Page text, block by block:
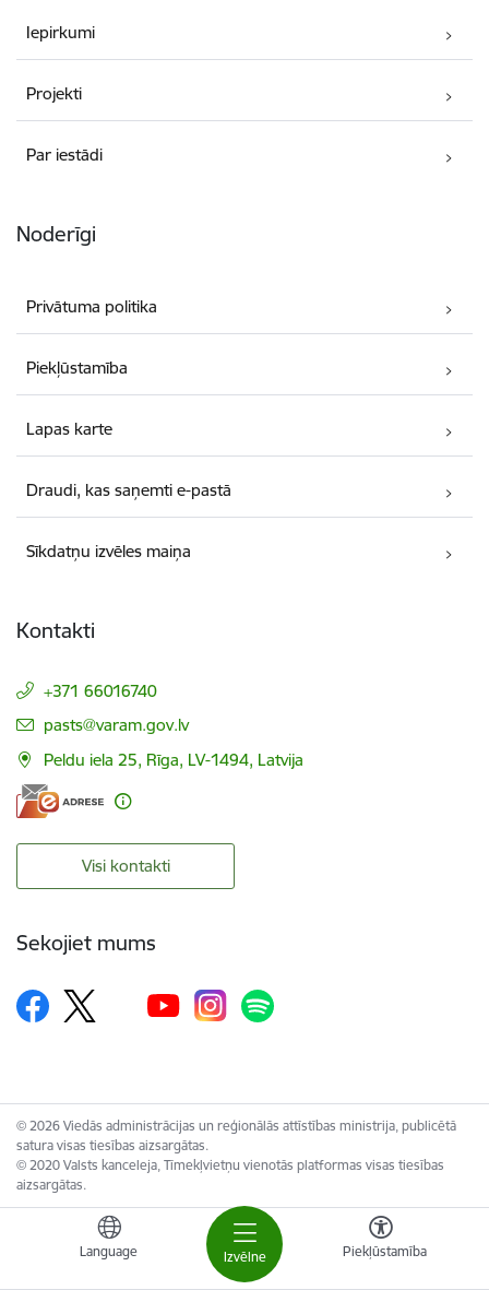
Izvēlne
Language Piekļūstamība
Iepirkumi
Projekti
Par iestādi
Noderīgi
Privātuma politika
Piekļūstamība
Lapas karte
Draudi, kas saņemti e-pastā
Sīkdatņu izvēles maiņa
Kontakti
+371 66016740
E-pasts:
pasts@varam.gov.lv
Peldu iela 25, Rīga, LV-1494, Latvija
Visi kontakti
Sekojiet mums
© 2026 Viedās administrācijas un reģionālās attīstības ministrija, publicētā
satura visas tiesības aizsargātas.
© 2020 Valsts kanceleja, Tīmekļvietņu vienotās platformas visas tiesības
aizsargātas.